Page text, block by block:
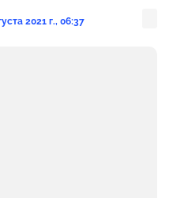
2021 г., 06:37